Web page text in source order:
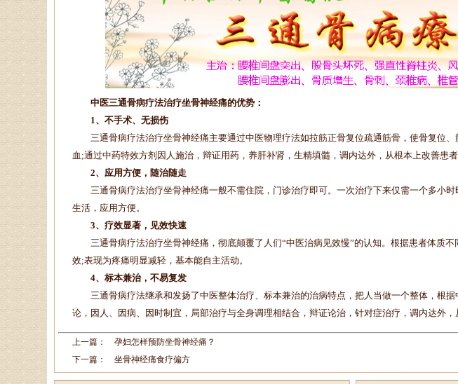
中医三通骨病疗法治疗坐骨神经痛的优势：
1、不手术、无损伤
三通骨病疗法治疗坐骨神经痛主要通过中医物理疗法如拉筋正骨复位疏通筋骨，使骨复位、
血;通过中药特效方剂因人施治，辩证用药，养肝补肾，生精填髓，调内达外，从根本上改善患
2、应用方便，随治随走
三通骨病疗法治疗坐骨神经痛一般不需住院，门诊治疗即可。一次治疗下来仅需一个多小时
生活，应用方便。
3、疗效显著，见效快速
三通骨病疗法治疗坐骨神经痛，彻底颠覆了人们“中医治病见效慢”的认知。根据患者体质不
效;表现为疼痛明显减轻，基本能自主活动。
4、标本兼治，不易复发
三通骨病疗法继承和发扬了中医整体治疗、标本兼治的治病特点，把人当做一个整体，根据
论，因人、因病、因时制宜，局部治疗与全身调理相结合，辩证论治，针对症治疗，调内达外，
上一篇： 孕妇怎样预防坐骨神经痛？
下一篇： 坐骨神经痛食疗偏方